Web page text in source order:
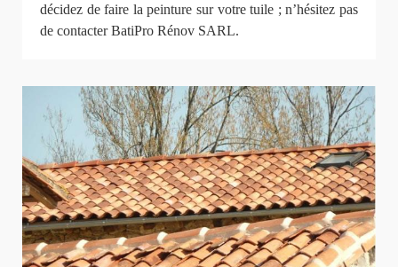
décidez de faire la peinture sur votre tuile ; n’hésitez pas
de contacter BatiPro Rénov SARL.